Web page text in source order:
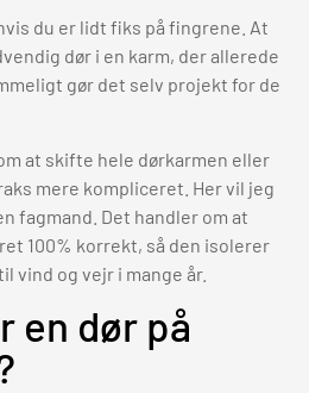
du er lidt fiks på fingrene. At
dør i en karm, der allerede
gør det selv projekt for de
at skifte hele dørkarmen eller
mere kompliceret. Her vil jeg
fagmand. Det handler om at
100% korrekt, så den isolerer
vind og vejr i mange år.
en dør på